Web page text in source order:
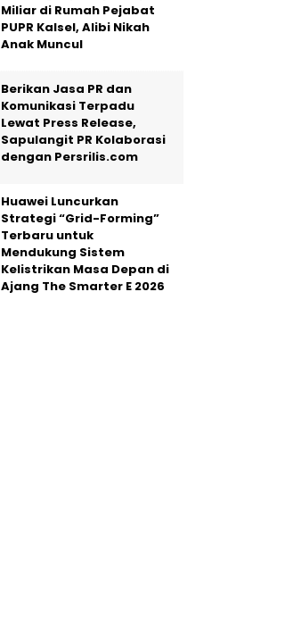
Miliar di Rumah Pejabat
PUPR Kalsel, Alibi Nikah
Anak Muncul
Berikan Jasa PR dan
Komunikasi Terpadu
Lewat Press Release,
Sapulangit PR Kolaborasi
dengan Persrilis.com
Huawei Luncurkan
Strategi “Grid-Forming”
Terbaru untuk
Mendukung Sistem
Kelistrikan Masa Depan di
Ajang The Smarter E 2026